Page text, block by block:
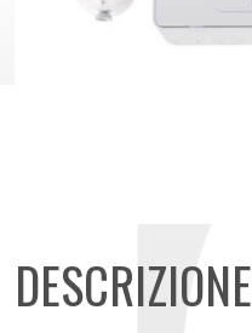
DESCRIZIONE